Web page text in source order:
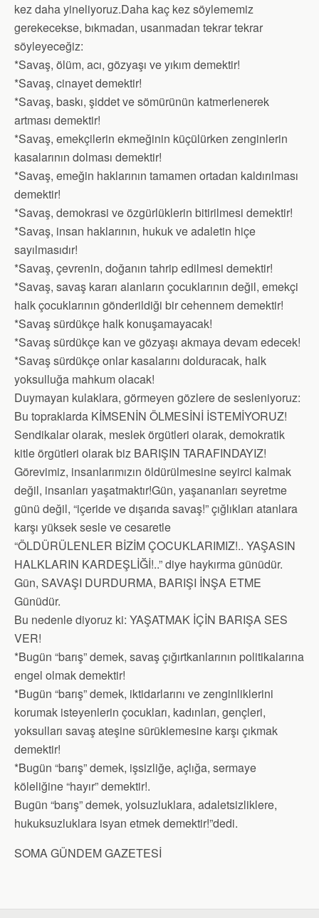
kez daha yineliyoruz.Daha kaç kez söylememiz
gerekecekse, bıkmadan, usanmadan tekrar tekrar
söyleyeceğiz:
*Savaş, ölüm, acı, gözyaşı ve yıkım demektir!
*Savaş, cinayet demektir!
*Savaş, baskı, şiddet ve sömürünün katmerlenerek
artması demektir!
*Savaş, emekçilerin ekmeğinin küçülürken zenginlerin
kasalarının dolması demektir!
*Savaş, emeğin haklarının tamamen ortadan kaldırılması
demektir!
*Savaş, demokrasi ve özgürlüklerin bitirilmesi demektir!
*Savaş, insan haklarının, hukuk ve adaletin hiçe
sayılmasıdır!
*Savaş, çevrenin, doğanın tahrip edilmesi demektir!
*Savaş, savaş kararı alanların çocuklarının değil, emekçi
halk çocuklarının gönderildiği bir cehennem demektir!
*Savaş sürdükçe halk konuşamayacak!
*Savaş sürdükçe kan ve gözyaşı akmaya devam edecek!
*Savaş sürdükçe onlar kasalarını dolduracak, halk
yoksulluğa mahkum olacak!
Duymayan kulaklara, görmeyen gözlere de sesleniyoruz:
Bu topraklarda KİMSENİN ÖLMESİNİ İSTEMİYORUZ!
Sendikalar olarak, meslek örgütleri olarak, demokratik
kitle örgütleri olarak biz BARIŞIN TARAFINDAYIZ!
Görevimiz, insanlarımızın öldürülmesine seyirci kalmak
değil, insanları yaşatmaktır!Gün, yaşananları seyretme
günü değil, “içeride ve dışarıda savaş!” çığlıkları atanlara
karşı yüksek sesle ve cesaretle
“ÖLDÜRÜLENLER BİZİM ÇOCUKLARIMIZ!.. YAŞASIN
HALKLARIN KARDEŞLİĞİ!..” diye haykırma günüdür.
Gün, SAVAŞI DURDURMA, BARIŞI İNŞA ETME
Günüdür.
Bu nedenle diyoruz ki: YAŞATMAK İÇİN BARIŞA SES
VER!
*Bugün “barış” demek, savaş çığırtkanlarının politikalarına
engel olmak demektir!
*Bugün “barış” demek, iktidarlarını ve zenginliklerini
korumak isteyenlerin çocukları, kadınları, gençleri,
yoksulları savaş ateşine sürüklemesine karşı çıkmak
demektir!
*Bugün “barış” demek, işsizliğe, açlığa, sermaye
köleliğine “hayır” demektir!.
Bugün “barış” demek, yolsuzluklara, adaletsizliklere,
hukuksuzluklara isyan etmek demektir!”dedi.
SOMA GÜNDEM GAZETESİ